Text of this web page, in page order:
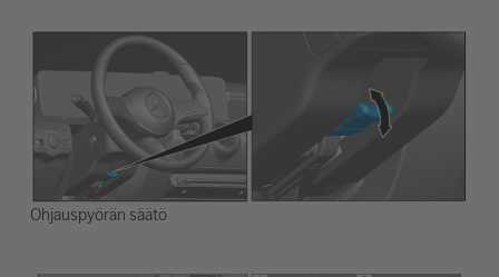
Ohjauspyörän säätö